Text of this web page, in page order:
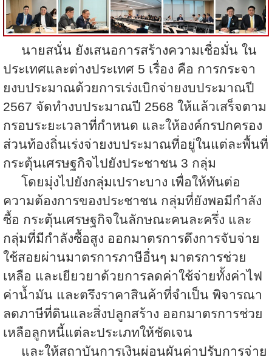
นายสนั่น ยังเสนอการสร้างความเชื่อมั่น ใน
ประเทศและต่างประเทศ 5 เรื่อง คือ การกระจา
ยงบประมาณด้วยการเร่งเบิกจ่ายงบประมาณปี
2567 จัดทำงบประมาณปี 2568 ให้แล้วเสร็จตาม
กรอบระยะเวลาที่กำหนด และให้องค์กรปกครอง
ส่วนท้องถิ่นเร่งจ่ายงบประมาณที่อยู่ในแต่ละพื้นที่
กระตุ้นเศรษฐกิจไปยังประชาชน 3 กลุ่ม
โดยมุ่งไปยังกลุ่มเปราะบาง เพื่อให้ทันต่อ
ความต้องการของประชาชน กลุ่มที่ยังพอมีกำลัง
ซื้อ กระตุ้นเศรษฐกิจในลักษณะคนละครึ่ง และ
กลุ่มที่มีกำลังซื้อสูง ออกมาตรการดึงการจับจ่าย
ใช้สอยผ่านมาตรการภาษีอื่นๆ มาตรการช่วย
เหลือ และเยียวยาด้วยการลดค่าใช้จ่ายทั้งค่าไฟ
ค่าน้ำมัน และตรึงราคาสินค้าที่จำเป็น พิจารณา
ลดภาษีที่ดินและสิ่งปลูกสร้าง ออกมาตรการช่วย
เหลือลูกหนี้แต่ละประเภทให้ชัดเจน
และให้สถาบันการเงินผ่อนผันค่าปรับการจ่าย